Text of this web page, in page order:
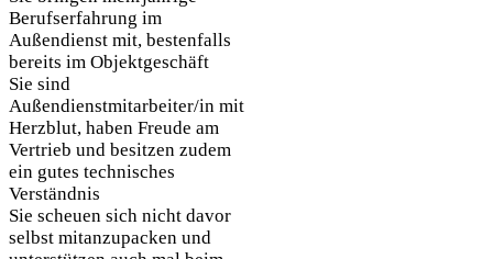
Berufserfahrung im
Außendienst mit, bestenfalls
bereits im Objektgeschäft
Sie sind
Außendienstmitarbeiter/in mit
Herzblut, haben Freude am
Vertrieb und besitzen zudem
ein gutes technisches
Verständnis
Sie scheuen sich nicht davor
selbst mitanzupacken und